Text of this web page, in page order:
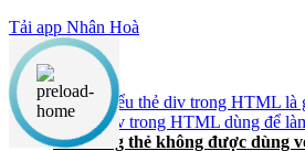
Tải app Nhân Hoà
Nội dung chính
1. Bạn hiểu thẻ div trong HTML là
2. Thẻ div trong HTML dùng để
3. Những thẻ không được dùng